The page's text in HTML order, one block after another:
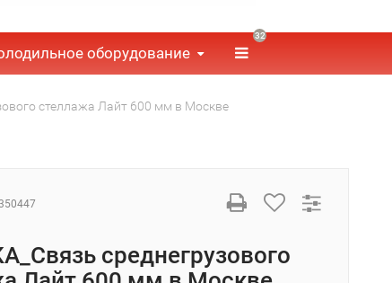
оборудование
32
стеллажа Лайт 600 мм в Москве
среднегрузового